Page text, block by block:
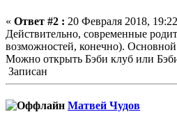
« Ответ #2 : 20 Февраля 2018,
Действительно, современные
возможностей, конечно). Основной
Можно открыть Бэби клуб или
Записан
Матвей Чудов